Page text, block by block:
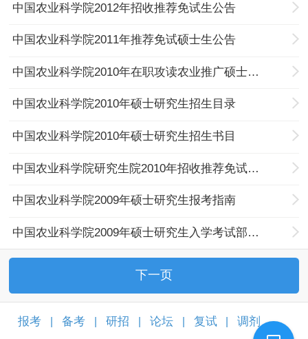
中国农业科学院2012年招收推荐免试生公告
中国农业科学院2011年推荐免试硕士生公告
中国农业科学院2010年在职攻读农业推广硕士的通知
中国农业科学院2010年硕士研究生招生目录
中国农业科学院2010年硕士研究生招生书目
中国农业科学院研究生院2010年招收推荐免试生公告
中国农业科学院2009年硕士研究生报考指南
中国农业科学院2009年硕士研究生入学考试部分科目参考书
下一页
报考 备考 研招 论坛 复试 调剂